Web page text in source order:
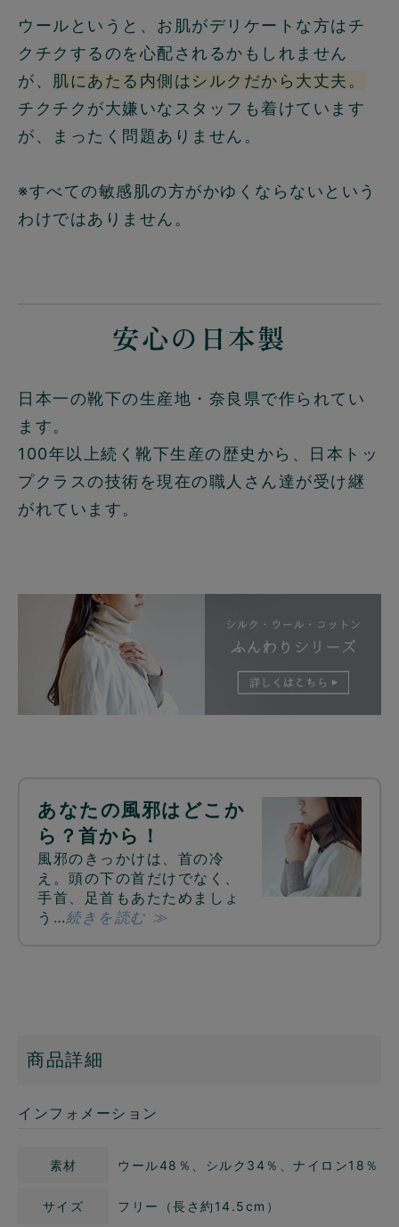
ウールというと、お肌がデリケートな方はチ
クチクするのを心配されるかもしれません
が、 肌にあたる内側はシルクだから大丈夫。
チクチクが大嫌いなスタッフも着けています
が、まったく問題ありません。
※すべての敏感肌の方がかゆくならないという
わけではありません。
安心の日本製
日本一の靴下の生産地・奈良県で作られてい
ます。
100年以上続く靴下生産の歴史から、日本トッ
プクラスの技術を現在の職人さん達が受け継
がれています。
あなたの風邪はどこか
ら？首から！
風邪のきっかけは、首の冷
え。頭の下の首だけでなく、
手首、足首もあたためましょ
う…続きを読む ≫
商品詳細
インフォメーション
素材 ウール48％、シルク34％、ナイロン18％
サイズ フリー（長さ約14.5cm）